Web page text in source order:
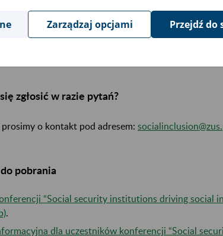
zgłosić w razie pytań?
o kontakt pod adresem:
pobrania
“Social security institutions driving social
dla uczestników konferencji “Social
Zarządzaj opcjami Przejdź do